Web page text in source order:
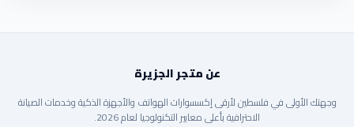
عن متجر الجزيرة
وجهتك الأولى في فلسطين لأرقى إكسسوارات الهواتف والأجهزة الذكية وخدمات الصيانة
الاحترافية بأعلى معايير التكنولوجيا لعام 2026.